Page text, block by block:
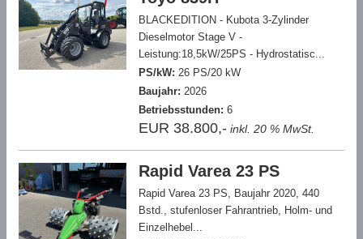
BLACKEDITION - Kubota 3-Zylinder
Dieselmotor Stage V -
Leistung:18,5kW/25PS - Hydrostatisc...
PS/kW: 26 PS/20 kW
Baujahr: 2026
Betriebsstunden: 6
EUR 38.800,- inkl. 20 % MwSt.
Rapid Varea 23 PS
Rapid Varea 23 PS, Baujahr 2020, 440
Bstd., stufenloser Fahrantrieb, Holm- und
Einzelhebel...